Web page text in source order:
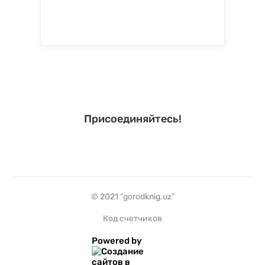
Присоединяйтесь!
© 2021 “gorodknig.uz”
Код счетчиков
Powered by